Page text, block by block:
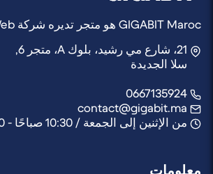
GIGABIT Maroc هو متجر تديره شركة Rocket Web
21، شارع مي رشيد، بلوك A، متجر 6,
سلا الجديدة
من الإثنين إلى الجمعة / 10:30 صباحًا - 21:30 مساءً